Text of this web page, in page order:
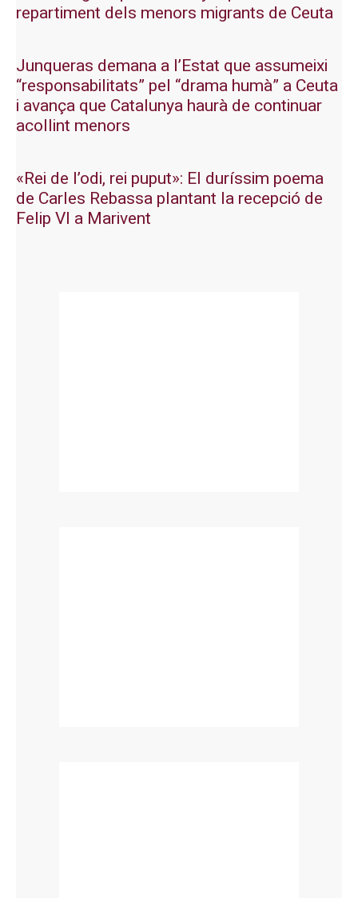
repartiment dels menors migrants de Ceuta
Junqueras demana a l’Estat que assumeixi
“responsabilitats” pel “drama humà” a Ceuta
i avança que Catalunya haurà de continuar
acollint menors
«Rei de l’odi, rei puput»: El duríssim poema
de Carles Rebassa plantant la recepció de
Felip VI a Marivent